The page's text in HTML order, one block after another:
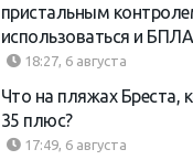
пристальным
использоваться и БПЛА
18:27, 6 августа
Что на пляжах Бреста,
35 плюс?
17:49, 6 августа